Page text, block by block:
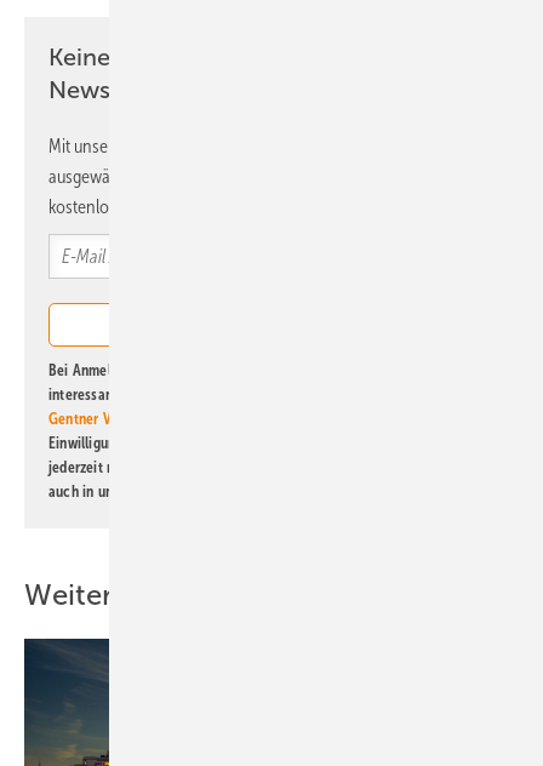
Keine Zeit? Kein Problem mit dem ERE
Newsletter!
Mit unserem Newsletter erhalten Sie regelmäßig von uns
ausgewählte Informationen und Neuigkeiten, gebündelt und
kostenlos direkt ins Postfach.
Bei Anmeldung zu diesem Newsletter bin ich damit einverstanden, über
interessante Verlags- und Online-Angebote
Gentner Verlag GmbH & Co. KG
Einwilligung kann ich jederzeit widerrufen und eine Abmeldung ist
jederzeit möglich. Informationen zum Umgang mit Daten finden Sie
auch in unserer
Weitere Inhalte